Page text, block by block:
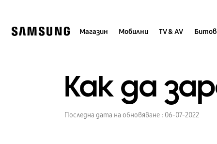
Магазин Мобилни TV & AV
Как да
Последна дата на обновяване : 06-07-2022